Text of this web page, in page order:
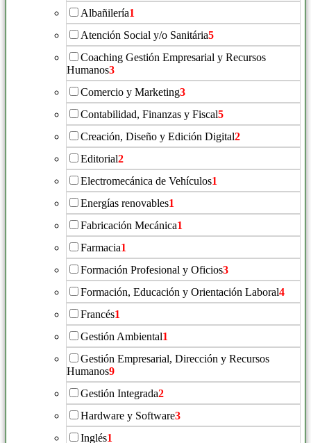
Albañilería1
Atención Social y/o Sanitária5
Coaching Gestión Empresarial y Recursos
Humanos3
Comercio y Marketing3
Contabilidad, Finanzas y Fiscal5
Creación, Diseño y Edición Digital2
Editorial2
Electromecánica de Vehículos1
Energías renovables1
Fabricación Mecánica1
Farmacia1
Formación Profesional y Oficios3
Formación, Educación y Orientación Laboral4
Francés1
Gestión Ambiental1
Gestión Empresarial, Dirección y Recursos
Humanos9
Gestión Integrada2
Hardware y Software3
Inglés1